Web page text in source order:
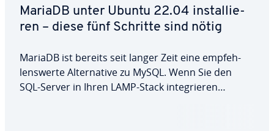
MariaDB unter Ubuntu 22.04 in­stal­lie­
ren – diese fünf Schritte sind nötig
MariaDB ist bereits seit langer Zeit eine emp­feh­
lens­wer­te Al­ter­na­ti­ve zu MySQL. Wenn Sie den
SQL-Server in Ihren LAMP-Stack in­te­grie­ren